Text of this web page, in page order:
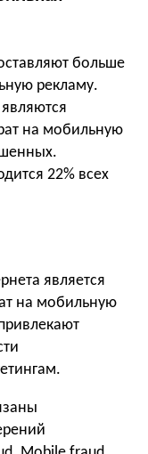
больше
рекламу.
на мобильную
22% всех
является
на мобильную